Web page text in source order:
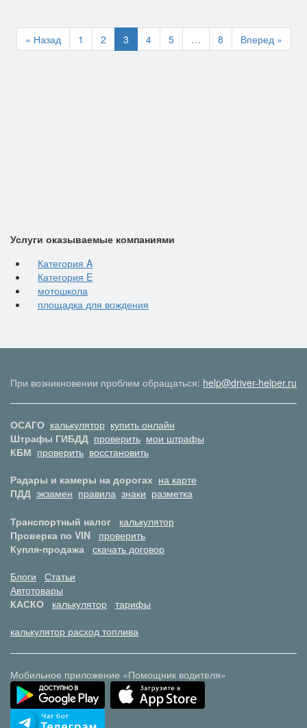
« Назад 1 2 3 4 5 … 8 Вперед »
Услуги оказываемые компаниями
Категория A
Категория E
мотошкола
площадка для вождения
При возникновении проблем обращаться: help@driver-helper.ru
ОСАГО калькулятор купить онлайн
Штрафы ГИБДД проверить мои штрафы
КБМ проверить восстановить
Радары и камеры на дорогах на карте
ПДД экзамен правила знаки разметка
Транспортный налог
калькулятор
Проверка по VIN
проверить
Купля-продажа скачать договор
Блоги
Статьи
Автотовары
КАСКО
калькулятор тарифы
калькулятор расход топлива
Мобильное приложение «Помощник водителя»